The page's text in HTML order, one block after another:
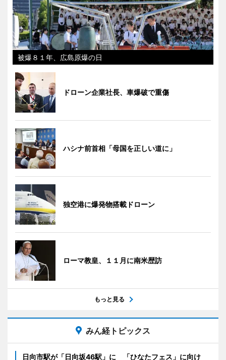
被爆８１年、広島原爆の日
ドローン企業社長、車爆破で重傷
ハシナ前首相「母国を正しい道に」
独空港に爆発物搭載ドローン
ローマ教皇、１１月に南米歴訪
もっと見る
みん経トピックス
日向市駅が「日向坂46駅」に 「ひなたフェス」に向け